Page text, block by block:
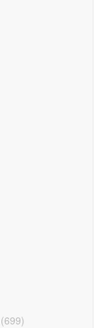
(699)